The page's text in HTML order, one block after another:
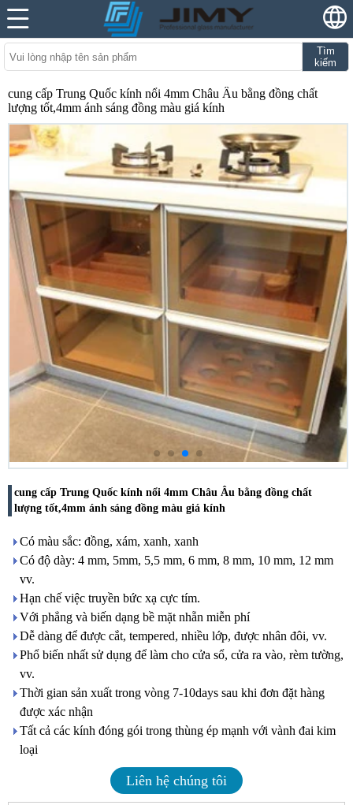
Tìm
kiếm
cung cấp Trung Quốc kính nổi 4mm Châu Âu bằng đồng chất
lượng tốt,4mm ánh sáng đồng màu giá kính
cung cấp Trung Quốc kính nổi 4mm Châu Âu bằng đồng chất
lượng tốt,4mm ánh sáng đồng màu giá kính
Có màu sắc: đồng, xám, xanh, xanh
Có độ dày: 4 mm, 5mm, 5,5 mm, 6 mm, 8 mm, 10 mm, 12 mm
vv.
Hạn chế việc truyền bức xạ cực tím.
Với phẳng và biến dạng bề mặt nhẵn miễn phí
Dễ dàng để được cắt, tempered, nhiều lớp, được nhân đôi, vv.
Phổ biến nhất sử dụng để làm cho cửa sổ, cửa ra vào, rèm tường,
vv.
Thời gian sản xuất trong vòng 7-10days sau khi đơn đặt hàng
được xác nhận
Tất cả các kính đóng gói trong thùng ép mạnh với vành đai kim
loại
Liên hệ chúng tôi